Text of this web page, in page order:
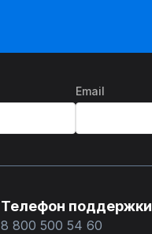
Email
Телефон поддержки
8 800 500 54 60